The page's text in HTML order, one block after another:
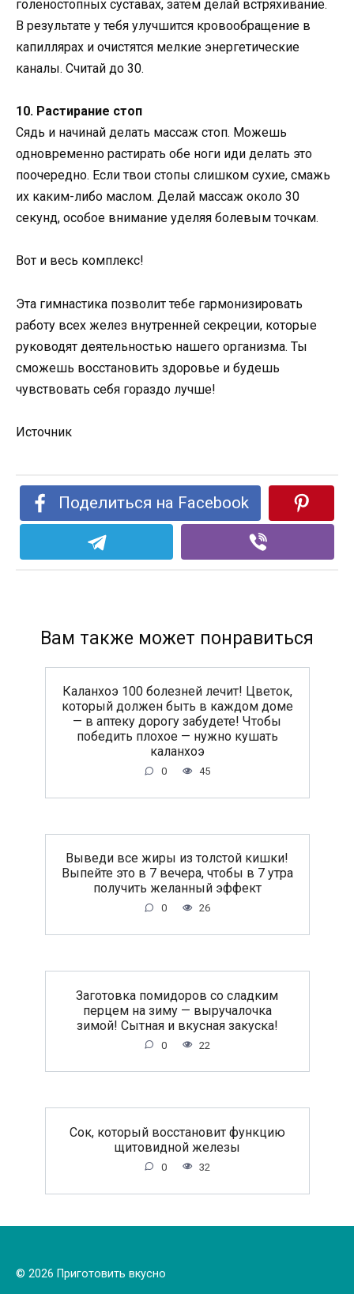
голеностопных суставах, затем делай встряхивание.
В результате у тебя улучшится кровообращение в
капиллярах и очистятся мелкие энергетические
каналы. Считай до 30.
10. Растирание стоп
Сядь и начинай делать массаж стоп. Можешь
одновременно растирать обе ноги иди делать это
поочередно. Если твои стопы слишком сухие, смажь
их каким-либо маслом. Делай массаж около 30
секунд, особое внимание уделяя болевым точкам.
Вот и весь комплекс!
Эта гимнастика позволит тебе гармонизировать
работу всех желез внутренней секреции, которые
руководят деятельностью нашего организма. Ты
сможешь восстановить здоровье и будешь
чувствовать себя гораздо лучше!
Источник
Поделиться на Facebook
Вам также может понравиться
Каланхоэ 100 болезней лечит! Цветок,
который должен быть в каждом доме
— в аптеку дорогу забудете! Чтобы
победить плохое — нужно кушать
каланхоэ
0 45
Выведи все жиры из толстой кишки!
Выпейте это в 7 вечера, чтобы в 7 утра
получить желанный эффект
0 26
Заготовка помидоров со сладким
перцем на зиму — выручалочка
зимой! Сытная и вкусная закуска!
0 22
Сок, который восстановит функцию
щитовидной железы
0 32
© 2026 Приготовить вкусно